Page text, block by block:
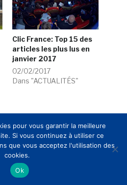
Clic France: Top 15 des
articles les plus lus en
janvier 2017
02/02/2017
Dans "ACTUALITÉS"
pour vous garantir la meilleure
Si vous continuez à utiliser ce
que vous acceptez l'utilisation des
cookies.
Ok